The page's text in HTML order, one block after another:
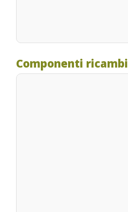
Componenti ricambi